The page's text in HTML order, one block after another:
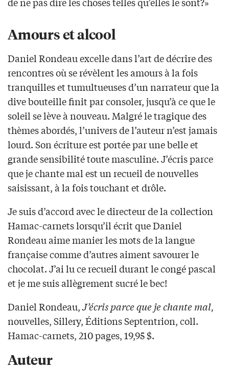
Amours et alcool
Daniel Rondeau excelle dans l’art de décrire des
rencontres où se révèlent les amours à la fois
tranquilles et tumultueuses d’un narrateur que la
dive bouteille finit par consoler, jusqu’à ce que le
soleil se lève à nouveau. Malgré le tragique des
thèmes abordés, l’univers de l’auteur n’est jamais
lourd. Son écriture est portée par une belle et
grande sensibilité toute masculine. J’écris parce
que je chante mal est un recueil de nouvelles
saisissant, à la fois touchant et drôle.
Je suis d’accord avec le directeur de la collection
Hamac-carnets lorsqu’il écrit que Daniel
Rondeau aime manier les mots de la langue
française comme d’autres aiment savourer le
chocolat. J’ai lu ce recueil durant le congé pascal
et je me suis allègrement sucré le bec!
Daniel Rondeau,J’écris parce que je chante mal,
nouvelles, Sillery, Éditions Septentrion, coll.
Hamac-carnets, 210 pages, 19,95 $.
Auteur